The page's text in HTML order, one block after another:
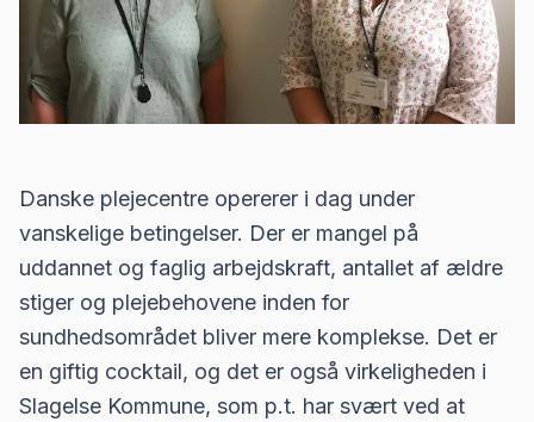
Danske plejecentre opererer i dag under
vanskelige betingelser. Der er mangel på
uddannet og faglig arbejdskraft, antallet af ældre
stiger og plejebehovene inden for
sundhedsområdet bliver mere komplekse. Det er
en giftig cocktail, og det er også virkeligheden i
Slagelse Kommune, som p.t. har svært ved at